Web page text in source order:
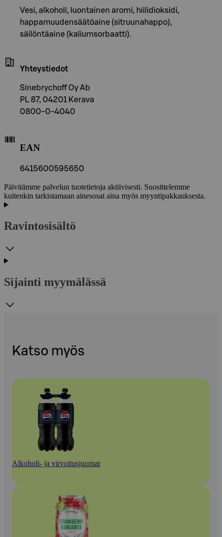
Vesi, alkoholi, luontainen aromi, hiilidioksidi,
happamuudensäätöaine (sitruunahappo),
säilöntäaine (kaliumsorbaatti).
Yhteystiedot
Sinebrychoff Oy Ab
PL 87, 04201 Kerava
0800-0-4040
EAN
6415600595650
Päivitämme palvelun tuotetietoja aktiivisesti. Suosittelemme
kuitenkin tarkistamaan ainesosat aina myös myyntipakkauksesta.
Ravintosisältö
Sijainti myymälässä
Katso myös
Alkoholi- ja virvoitusjuomat